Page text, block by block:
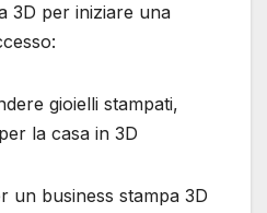
3D per iniziare una
gioielli stampati,
la casa in 3D
un business stampa 3D